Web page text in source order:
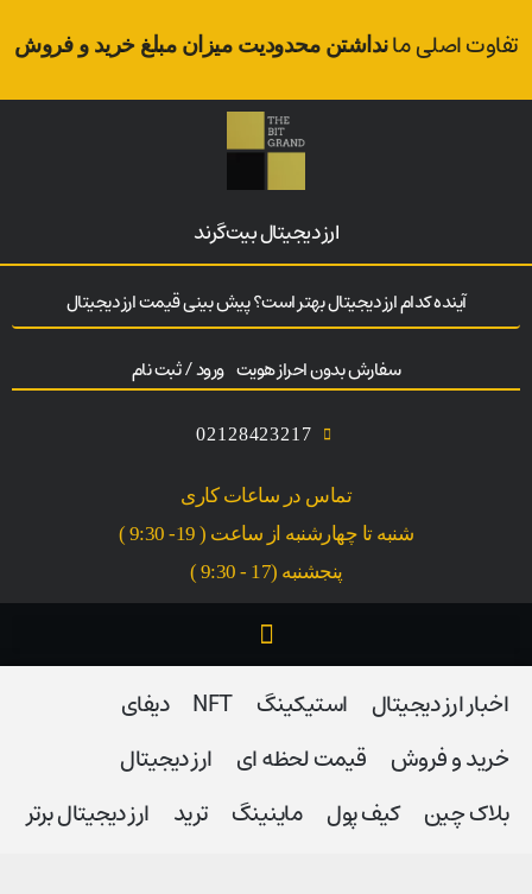
تفاوت اصلی مانداشتن محدودیت میزان مبلغ خرید و فروش
ارز‌ دیجیتال بیت‌گرند
آینده کدام ارز دیجیتال بهتر است؟ پیش بینی قیمت ارز دیجیتال
سفارش بدون احراز هویت ورود / ثبت نام
02128423217
تماس در ساعات کاری
شنبه تا چهارشنبه از ساعت ( 19- 9:30 )
پنجشنبه (17 - 9:30 )
اخبار ارز دیجیتال استیکینگ NFT
دیفای
خرید و فروش
قیمت لحظه ای
ارز دیجیتال
بلاک‌ چین
کیف پول ماینینگ ترید ارز دیجیتال برتر